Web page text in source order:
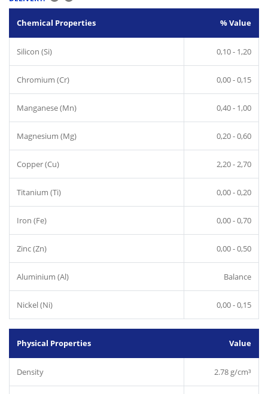
Chemical Properties % Value
Silicon (Si) 0,10 - 1,20
Chromium (Cr) 0,00 - 0,15
Manganese (Mn) 0,40 - 1,00
Magnesium (Mg) 0,20 - 0,60
Copper (Cu) 2,20 - 2,70
Titanium (Ti) 0,00 - 0,20
Iron (Fe) 0,00 - 0,70
Zinc (Zn) 0,00 - 0,50
Aluminium (Al) Balance
Nickel (Ni) 0,00 - 0,15
Physical Properties Value
Density 2.78 g/cm³